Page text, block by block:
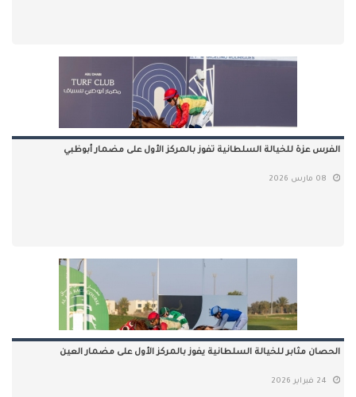
الفرس عزة للخيالة السلطانية تفوز بالمركز الأول على مضمار أبوظبي
08 مارس 2026
الحصان مثابر للخيالة السلطانية يفوز بالمركز الأول على مضمار العين
24 فبراير 2026